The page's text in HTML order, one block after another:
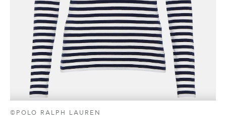
©POLO RALPH LAUREN